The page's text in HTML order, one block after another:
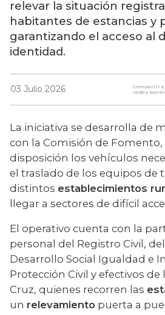
relevar la situación
habitantes de estancias y
garantizando el acceso al
identidad.
03 Julio 2026
Compartir
redes
La iniciativa se desarrolla de
con la Comisión de Fomento,
disposición los vehículos
el traslado de los equipos de
distintos establecimientos
llegar a sectores de difícil
El operativo cuenta con la
personal del Registro Civil,
Desarrollo Social Igualdad e
Protección Civil y efectivos de
Cruz, quienes recorren las
un relevamiento